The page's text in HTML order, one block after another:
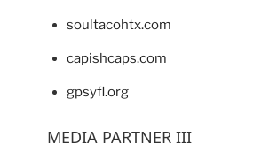
soultacohtx.com
capishcaps.com
gpsyfl.org
MEDIA PARTNER III